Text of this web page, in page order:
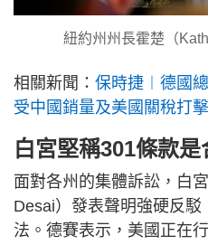
紐約州州長霍楚（
相關新聞： 保時捷︱德國
受中國銷量及美國關稅打擊
白宮堅稱301條款
面對各州的集體訴訟，白
Desai）發表聲明強硬反
法。德賽表示，美國正在